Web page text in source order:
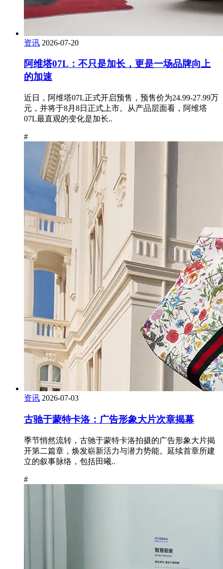
资讯 2026-07-20
阿维塔07L：不只是加长，更是一场品牌向上
的加速
近日，阿维塔07L正式开启预售，预售价为24.99-27.99万
元，并将于8月8日正式上市。从产品层面看，阿维塔
07L最直观的变化是加长..
#
资讯 2026-07-03
古驰于蒙特卡洛：广告形象大片次章揭幕
季节悄然流转，古驰于蒙特卡洛拍摄的广告形象大片揭
开第二篇章，焕发崭新活力与潜力势能。延续首章所建
立的叙事脉络，包括田曦..
#